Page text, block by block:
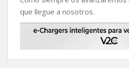
que llegue a nosotros.